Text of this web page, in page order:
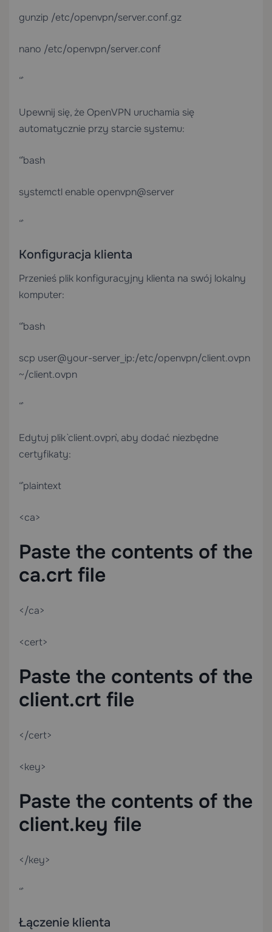
gunzip /etc/openvpn/server.conf.gz
nano /etc/openvpn/server.conf
“`
Upewnij się, że OpenVPN uruchamia się
automatycznie przy starcie systemu:
“`bash
systemctl enable openvpn@server
“`
Konfiguracja klienta
Przenieś plik konfiguracyjny klienta na swój lokalny
komputer:
“`bash
scp user@your-server_ip:/etc/openvpn/client.ovpn
~/client.ovpn
“`
Edytuj plik `client.ovpn`, aby dodać niezbędne
certyfikaty:
“`plaintext
<ca>
Paste the contents of the
ca.crt file
</ca>
<cert>
Paste the contents of the
client.crt file
</cert>
<key>
Paste the contents of the
client.key file
</key>
“`
Łączenie klienta